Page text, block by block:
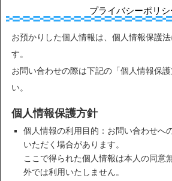
プライバシーポリシ
お預かりした個人情報は、個人情報保護
す。
お問い合わせの際は下記の「個人情報保
い。
個人情報保護方針
個人情報の利用目的：お問い合わせへ
いただく場合があります。
ここで得られた個人情報は本人の同意
外では利用いたしません。